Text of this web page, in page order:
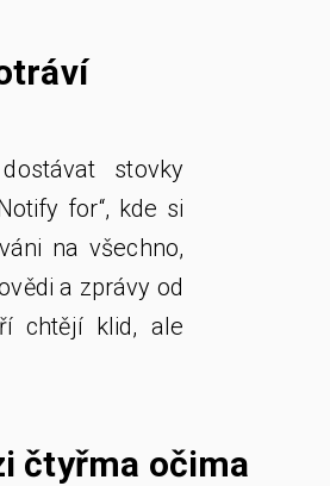
stovky
for“, kde si
na všechno,
a zprávy od
chtějí klid, ale
čtyřma očima